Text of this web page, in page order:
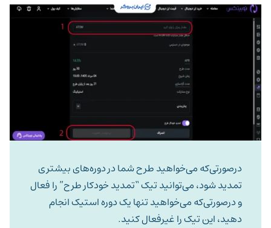
درصورتی‌که می‌خواهید طرح شما در دوره‌های بیشتری
تمدید شود، می‌توانید تیک “تمدید خودکار طرح” را فعال
و درصورتی‌که می‌خواهید تنها یک دوره استیک انجام
دهید، این تیک را غیرفعال کنید.